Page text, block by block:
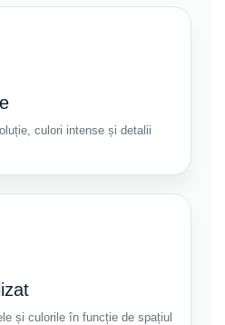
culori intense și detalii
și culorile în funcție de spațiul